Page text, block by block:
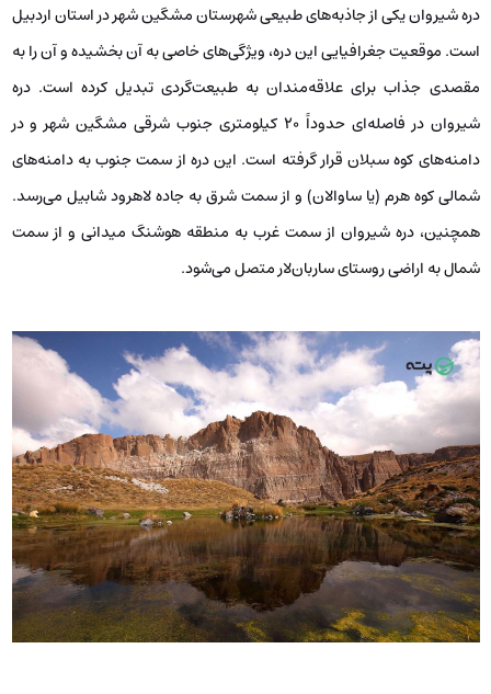
دره شیروان یکی از جاذبه‌های طبیعی شهرستان مشگین شهر در استان اردبیل
است. موقعیت جغرافیایی این دره، ویژگی‌های خاصی به آن بخشیده و آن را به
مقصدی جذاب برای علاقه‌مندان به طبیعت‌گردی تبدیل کرده است. دره
شیروان در فاصله‌ای حدوداً ۲۰ کیلومتری جنوب شرقی مشگین‌ شهر و در
دامنه‌های کوه سبلان قرار گرفته است. این دره از سمت جنوب به دامنه‌های
شمالی کوه هرم (یا ساوالان) و از سمت شرق به جاده لاهرود شابیل می‌رسد.
همچنین، دره شیروان از سمت غرب به منطقه‌ هوشنگ میدانی و از سمت
شمال به اراضی روستای ساربان‌لار متصل می‌شود.